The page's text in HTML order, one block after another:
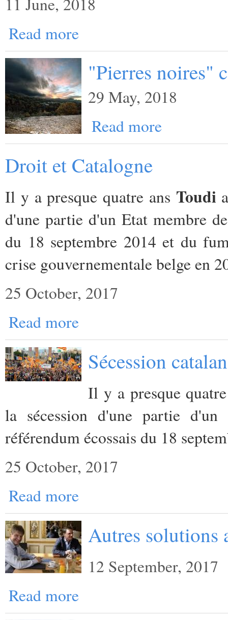
Read more
"Pierres noires"
29 May, 2018
Read more
Droit et Catalogne
Il y a presque quatre ans Toudi
d'une partie d'un Etat membre
du 18 septembre 2014 et du
crise gouvernementale belge en
25 October, 2017
Read more
Sécession
Il y a presque
la sécession d'une partie
référendum écossais du 18
25 October, 2017
Read more
Autres solutions
12 September, 2017
Read more